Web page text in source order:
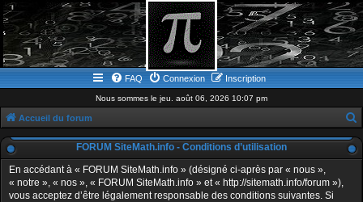
FAQ Connexion Inscription
Nous sommes le jeu. août 06, 2026 10:07 pm
Accueil du forum
e
FORUM SiteMath.info - Conditions d’utilisation
En accédant à « FORUM SiteMath.info » (désigné ci-après par « nous »,
« notre », « nos », « FORUM SiteMath.info » et « http://sitemath.info/forum »),
vous acceptez d’être légalement responsable des conditions suivantes. Si